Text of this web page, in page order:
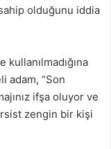
olduğunu iddia
adam, “Son
ifşa oluyor ve
zengin bir kişi